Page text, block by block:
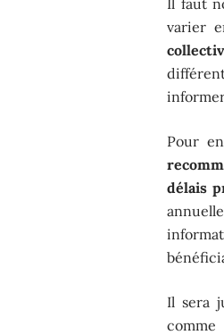
varier
Pour
délais
Il sera